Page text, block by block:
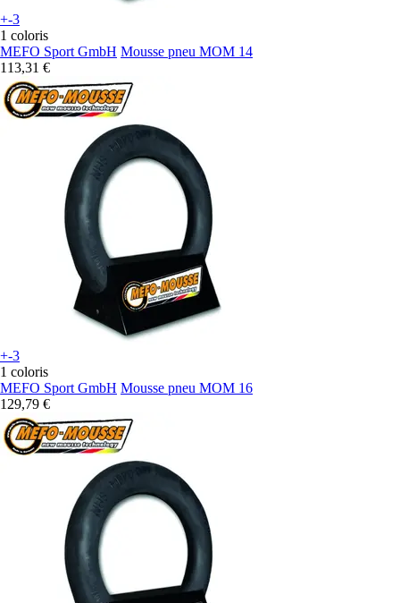
+-3
1 coloris
MEFO Sport GmbH Mousse pneu MOM 14
113,31 €
+-3
1 coloris
MEFO Sport GmbH Mousse pneu MOM 16
129,79 €